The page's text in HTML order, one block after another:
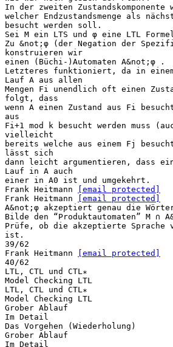
In der zweiten Zustandskomponente
welcher Endzustandsmenge als
besucht werden soll.
Sei M ein LTS und φ eine LTL
Zu &not;φ (der Negation der
konstruieren wir
einen (Büchi-)Automaten A&not;φ .
Letzteres funktioniert, da in einem
Lauf A aus allen
Mengen Fi unendlich oft einen
folgt, dass
wenn A einen Zustand aus Fi
aus
Fi+1 mod k besucht werden muss
vielleicht
bereits welche aus einem Fj
lässt sich
dann leicht argumentieren, dass
Lauf in A auch
einer in A0 ist und umgekehrt.
Frank Heitmann
[email protected]
Frank Heitmann
[email protected]
A&not;φ akzeptiert genau die
Bilde den “Produktautomaten” M ∩
Prüfe, ob die akzeptierte Sprache
ist.
39/62
Frank Heitmann
[email protected]
40/62
LTL, CTL und CTL∗
Model Checking LTL
LTL, CTL und CTL∗
Model Checking LTL
Grober Ablauf
Im Detail
Das Vorgehen (Wiederholung)
Grober Ablauf
Im Detail